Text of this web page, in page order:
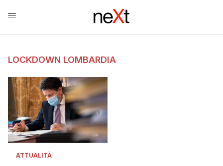
LOCKDOWN LOMBARDIA
ATTUALITÀ